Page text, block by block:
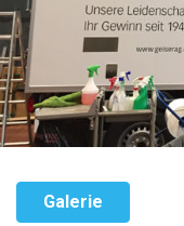
Galerie